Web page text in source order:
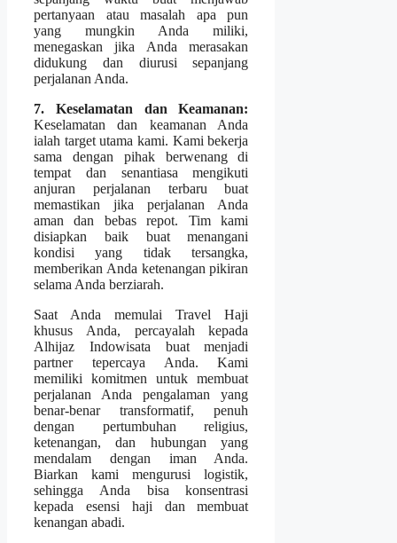
pertanyaan atau masalah apa pun
yang mungkin Anda miliki,
menegaskan jika Anda merasakan
didukung dan diurusi sepanjang
perjalanan Anda.
7. Keselamatan dan Keamanan:
Keselamatan dan keamanan Anda
ialah target utama kami. Kami bekerja
sama dengan pihak berwenang di
tempat dan senantiasa mengikuti
anjuran perjalanan terbaru buat
memastikan jika perjalanan Anda
aman dan bebas repot. Tim kami
disiapkan baik buat menangani
kondisi yang tidak tersangka,
memberikan Anda ketenangan pikiran
selama Anda berziarah.
Saat Anda memulai Travel Haji
khusus Anda, percayalah kepada
Alhijaz Indowisata buat menjadi
partner tepercaya Anda. Kami
memiliki komitmen untuk membuat
perjalanan Anda pengalaman yang
benar-benar transformatif, penuh
dengan pertumbuhan religius,
ketenangan, dan hubungan yang
mendalam dengan iman Anda.
Biarkan kami mengurusi logistik,
sehingga Anda bisa konsentrasi
kepada esensi haji dan membuat
kenangan abadi.